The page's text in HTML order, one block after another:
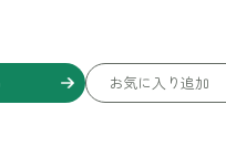
お気に入り追加